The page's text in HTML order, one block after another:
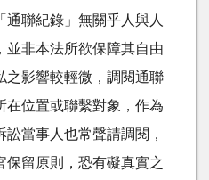
聯紀錄」無關乎人與人
並非本法所欲保障其自由
之影響較輕微，調閱通聯
在位置或聯繫對象，作為
當事人也常聲請調閱，
保留原則，恐有礙真實之